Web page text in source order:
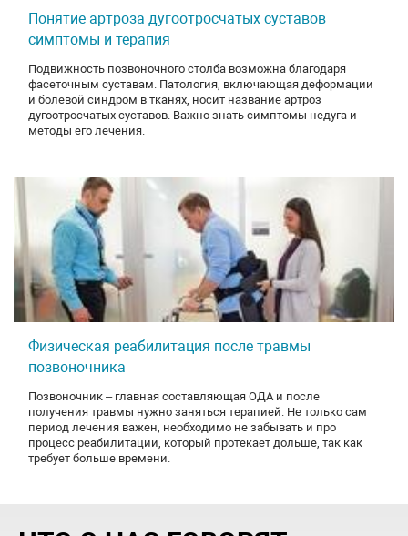
Понятие артроза дугоотросчатых суставов
симптомы и терапия
Подвижность позвоночного столба возможна благодаря
фасеточным суставам. Патология, включающая деформации
и болевой синдром в тканях, носит название артроз
дугоотросчатых суставов. Важно знать симптомы недуга и
методы его лечения.
Физическая реабилитация после травмы
позвоночника
Позвоночник – главная составляющая ОДА и после
получения травмы нужно заняться терапией. Не только сам
период лечения важен, необходимо не забывать и про
процесс реабилитации, который протекает дольше, так как
требует больше времени.